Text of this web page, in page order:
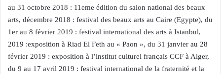
au 31 octobre 2018 : 11eme édition du salon national des beaux
arts, décembre 2018 : festival des beaux arts au Caire (Egypte), du
1er au 8 février 2019 : festival international des arts à Istanbul,
2019 :exposition à Riad El Feth au « Paon », du 31 janvier au 28
février 2019 : exposition à l’institut culturel français CCF à Alger,
du 9 au 17 avril 2019 : festival international de la fraternité et la